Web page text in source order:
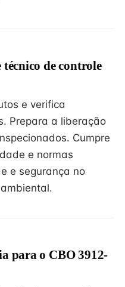
de controle
e verifica
Prepara a liberação
Cumpre
e normas
e segurança no
para o CBO 3912-